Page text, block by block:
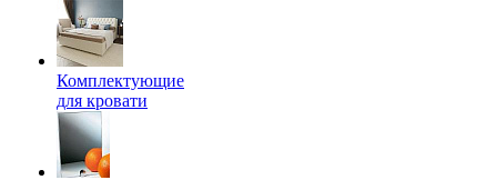
Комплектующие
для кровати